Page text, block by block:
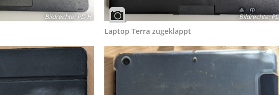
Bildrechte:PD H Bildrechte:
Laptop Terra zugeklappt